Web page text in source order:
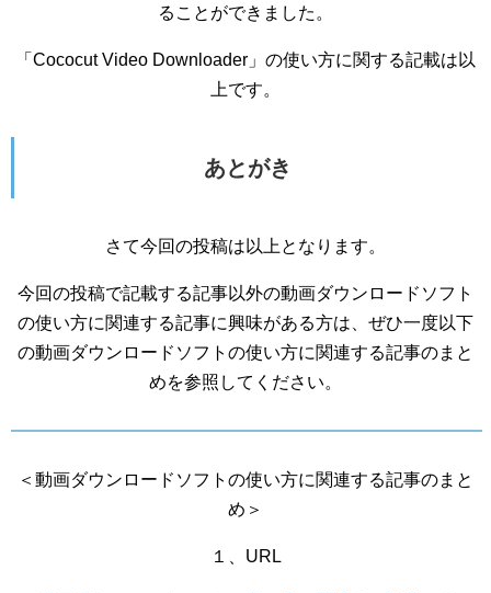
ることができました。
「Cococut Video Downloader」の使い方に関する記載は以
上です。
あとがき
さて今回の投稿は以上となります。
今回の投稿で記載する記事以外の動画ダウンロードソフト
の使い方に関連する記事に興味がある方は、ぜひ一度以下
の動画ダウンロードソフトの使い方に関連する記事のまと
めを参照してください。
＜動画ダウンロードソフトの使い方に関連する記事のまと
め＞
１、URL